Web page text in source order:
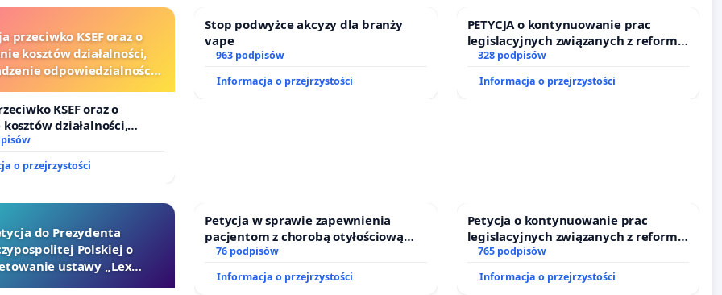
przeciwko KSEF oraz o
kosztów działalności,
odpowiedzialności
i sędziów
KSEF oraz o
działalności,
odpowiedzialności
o przejrzystości
Stop podwyżce akcyzy dla branży
vape
963 podpisów
Informacja o przejrzystości
PETYCJA o kontynuowanie prac
legislacyjnych związanych z reformą
prawa rodzinnego
328 podpisów
Informacja o przejrzystości
do Prezydenta
Polskiej o
ustawy „Lex
Petycja w sprawie zapewnienia
pacjentom z chorobą otyłościową
dostępu do kompleksowego leczenia
76 podpisów
Informacja o przejrzystości
Petycja o kontynuowanie prac
legislacyjnych związanych z reformą
prawa rodzinnego
765 podpisów
Informacja o przejrzystości